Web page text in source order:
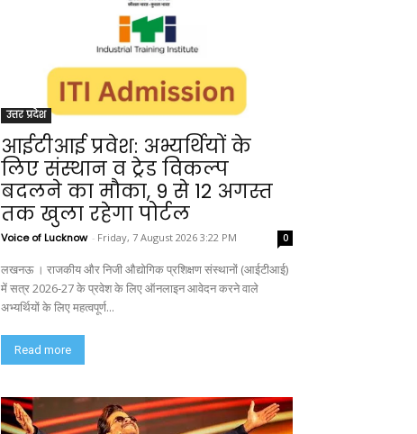
उत्तर प्रदेश
आईटीआई प्रवेश: अभ्यर्थियों के
लिए संस्थान व ट्रेड विकल्प
बदलने का मौका, 9 से 12 अगस्त
तक खुला रहेगा पोर्टल
Voice of Lucknow - Friday, 7 August 2026 3:22 PM 0
लखनऊ । राजकीय और निजी औद्योगिक प्रशिक्षण संस्थानों (आईटीआई)
में सत्र 2026-27 के प्रवेश के लिए ऑनलाइन आवेदन करने वाले
अभ्यर्थियों के लिए महत्वपूर्ण...
Read more